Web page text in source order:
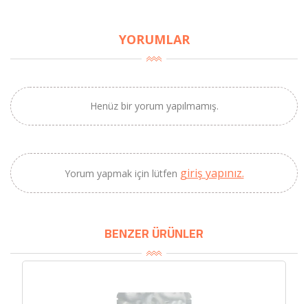
YORUMLAR
Henüz bir yorum yapılmamış.
Yorum yapmak için lütfen giriş yapınız.
BENZER ÜRÜNLER
2690,00 TL
Kaan Olgun Hasat
Naturel Sızma
Sıkım) - Bilgem
Zeytincilik
SEPETE EKLE